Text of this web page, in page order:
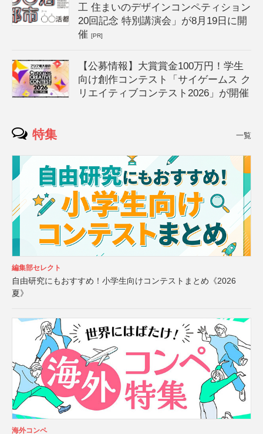
工 住まいのデザインコンペティション
20回記念 特別講演会」が8月19日に開
催[PR]
【公募情報】大賞賞金100万円！学生
向け創作コンテスト「サイゲームス ク
リエイティブコンテスト2026」が開催
特集 一覧
編集部セレクト
自由研究にもおすすめ！小学生向けコンテストまとめ《2026
夏》
海外コンペ